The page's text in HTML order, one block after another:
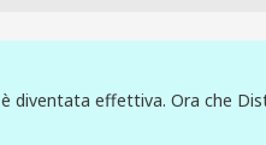
è diventata effettiva. Ora che